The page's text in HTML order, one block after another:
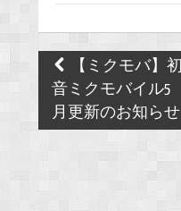
Post
navigation
【ミクモバ】初
音ミクモバイル5
月更新のお知らせ